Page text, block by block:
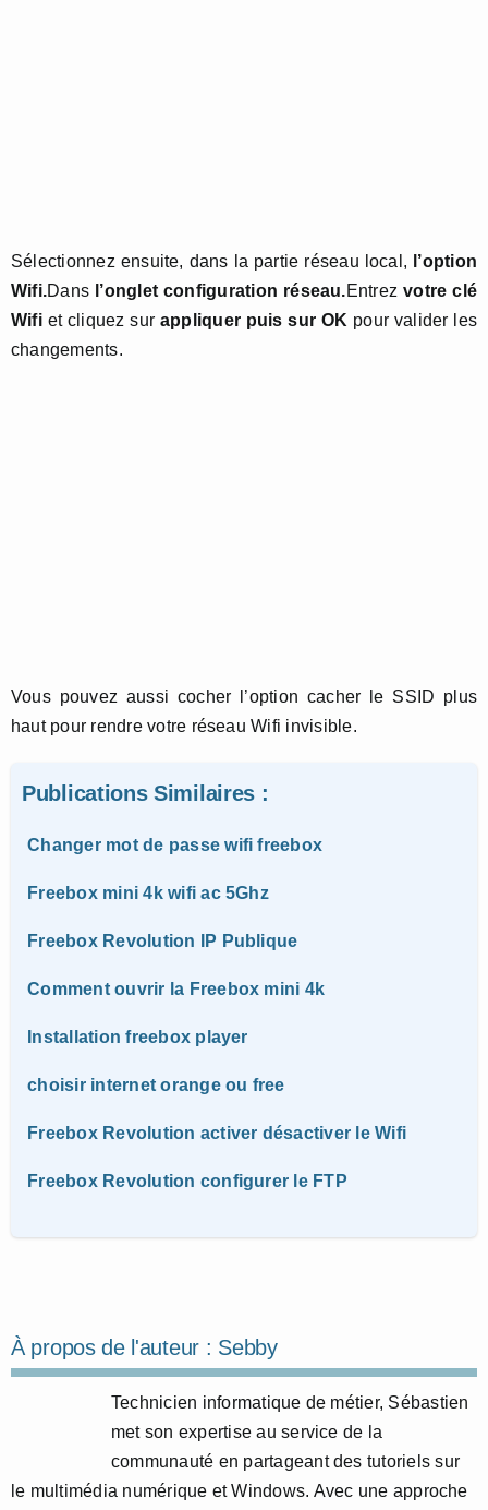
Sélectionnez ensuite, dans la partie réseau local,
l’option
Wifi.Dans l’onglet configuration réseau.Entrezvotre clé
Wifiet cliquez sur appliquer puis sur OK pour valider les
changements.
Vous pouvez aussi cocher l’option cacher le SSID plus
haut pour rendre votre réseau Wifi invisible.
Publications Similaires :
Changer mot de passe wifi freebox
Freebox mini 4k wifi ac 5Ghz
Freebox Revolution IP Publique
Comment ouvrir la Freebox mini 4k
Installation freebox player
choisir internet orange ou free
Freebox Revolution activer désactiver le Wifi
Freebox Revolution configurer le FTP
À propos de l'auteur : Sebby
Technicien informatique de métier, Sébastien
met son expertise au service de la
communauté en partageant des tutoriels sur
le multimédia numérique et Windows. Avec une approche